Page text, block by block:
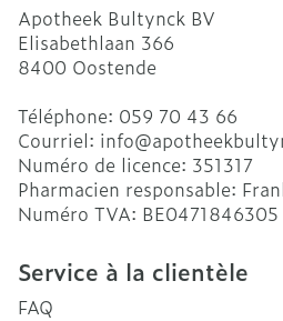
Apotheek Bultynck BV
Elisabethlaan 366
8400 Oostende
Téléphone: 059 70 43 66
Courriel: info@
Numéro de licence: 351317
Pharmacien responsable:
Numéro TVA: BE0471846305
Service à la clientèle
FAQ